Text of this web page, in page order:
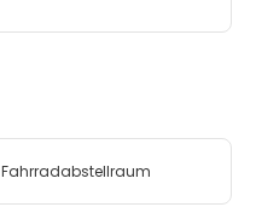
Fahrradabstellraum